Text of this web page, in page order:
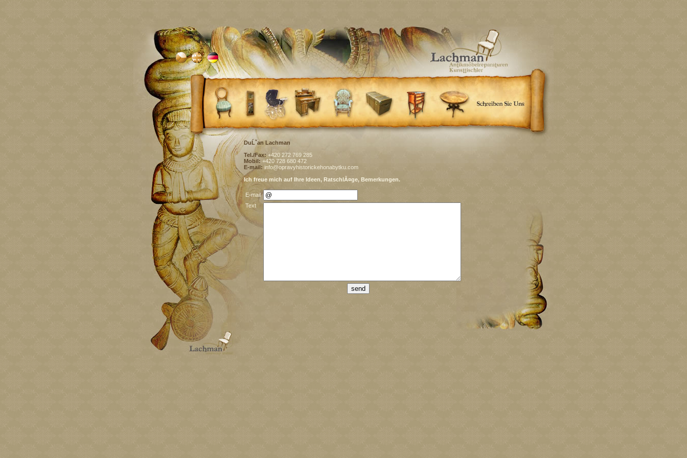
DuĹˇan Lachman
Tel./Fax: +420 272 769 285
Mobil: +420 728 680 472
E-mail: info@opravyhistorickehonabytku.com
Ich freue mich auf Ihre Ideen, RatschlĂ¤ge, Bemerkungen.
E-mail
Text